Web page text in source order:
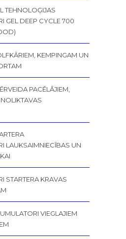
TEHNOLOĢIJAS
GEL DEEP CYCLE 700
KEMPINGAM UN
PACĒLĀJIEM,
LAUKSAIMNIECĪBAS UN
STARTERA KRAVAS
VIEGLAJIEM